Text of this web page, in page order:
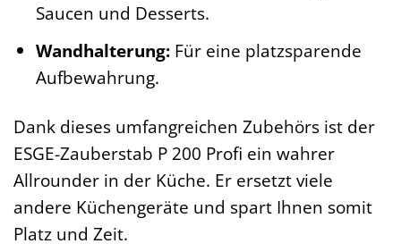
Saucen und Desserts.
Wandhalterung:Für eine platzsparende
Aufbewahrung.
Dank dieses umfangreichen Zubehörs ist der
ESGE-Zauberstab P 200 Profi ein wahrer
Allrounder in der Küche. Er ersetzt viele
andere Küchengeräte und spart Ihnen somit
Platz und Zeit.